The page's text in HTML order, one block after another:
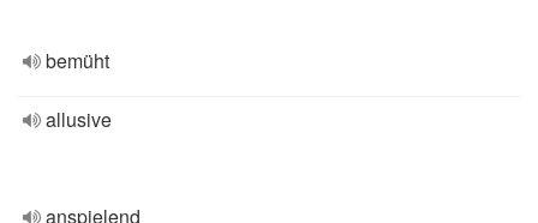
bemüht
allusive
anspielend